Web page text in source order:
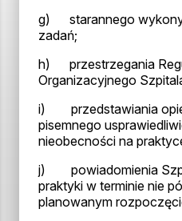
g) starannego
zadań;
h) przestrzegania
Organizacyjnego
i) przedstawiania
pisemnego
nieobecności na
j) powiadomienia
praktyki w terminie nie
planowanym